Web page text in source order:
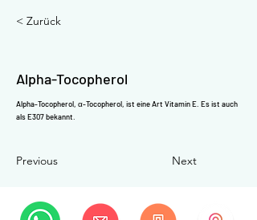
< Zurück
Alpha-Tocopherol
Alpha-Tocopherol, α-Tocopherol, ist eine Art Vitamin E. Es ist auch
als E307 bekannt.
Previous Next